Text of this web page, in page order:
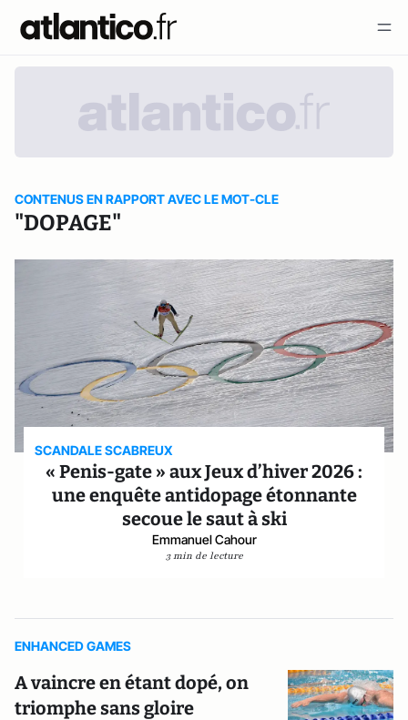
CONTENUS EN RAPPORT AVEC LE MOT-CLE
"DOPAGE"
SCANDALE SCABREUX
« Penis-gate » aux Jeux d’hiver 2026 :
une enquête antidopage étonnante
secoue le saut à ski
Emmanuel Cahour
3 min de lecture
ENHANCED GAMES
A vaincre en étant dopé, on
triomphe sans gloire